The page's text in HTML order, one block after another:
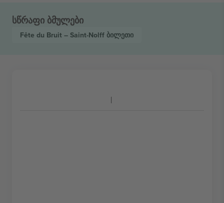
სწრაფი ბმულები
Fête du Bruit – Saint-Nolff ბილეთი